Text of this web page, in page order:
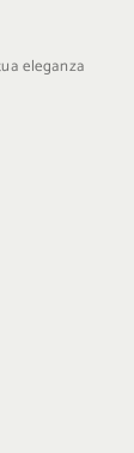
eleganza